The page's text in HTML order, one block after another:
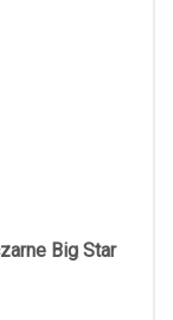
Big Star